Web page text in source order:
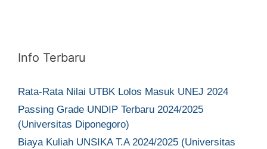
Info Terbaru
Rata-Rata Nilai UTBK Lolos Masuk UNEJ 2024
Passing Grade UNDIP Terbaru 2024/2025
(Universitas Diponegoro)
Biaya Kuliah UNSIKA T.A 2024/2025 (Universitas